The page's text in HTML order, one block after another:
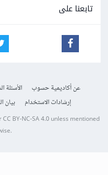
تابعنا على
عن أكاديمية حسوب الأسئلة
إرشادات الاستخدام
بيان
CC BY-NC-SA 4.0unless mentioned